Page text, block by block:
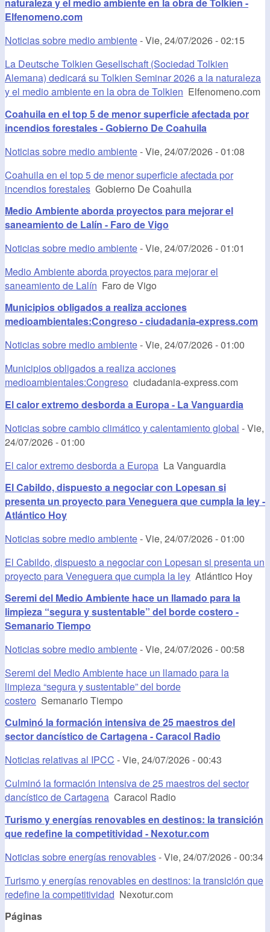
naturaleza y el medio ambiente en la obra de Tolkien -
Elfenomeno.com
Noticias sobre medio ambiente-Vie, 24/07/2026 - 02:15
La Deutsche Tolkien Gesellschaft (Sociedad Tolkien
Alemana) dedicará su Tolkien Seminar 2026 a la naturaleza
y el medio ambiente en la obra de Tolkien Elfenomeno.com
Coahuila en el top 5 de menor superficie afectada por
incendios forestales - Gobierno De Coahuila
Noticias sobre medio ambiente-Vie, 24/07/2026 - 01:08
Coahuila en el top 5 de menor superficie afectada por
incendios forestales Gobierno De Coahuila
Medio Ambiente aborda proyectos para mejorar el
saneamiento de Lalín - Faro de Vigo
Noticias sobre medio ambiente-Vie, 24/07/2026 - 01:01
Medio Ambiente aborda proyectos para mejorar el
saneamiento de Lalín Faro de Vigo
Municipios obligados a realiza acciones
medioambientales:Congreso - ciudadania-express.com
Noticias sobre medio ambiente-Vie, 24/07/2026 - 01:00
Municipios obligados a realiza acciones
medioambientales:Congreso ciudadania-express.com
El calor extremo desborda a Europa - La Vanguardia
Noticias sobre cambio climático y calentamiento global -Vie,
24/07/2026 - 01:00
El calor extremo desborda a Europa La Vanguardia
El Cabildo, dispuesto a negociar con Lopesan si
presenta un proyecto para Veneguera que cumpla la ley -
Atlántico Hoy
Noticias sobre medio ambiente-Vie, 24/07/2026 - 01:00
El Cabildo, dispuesto a negociar con Lopesan si presenta un
proyecto para Veneguera que cumpla la ley Atlántico Hoy
Seremi del Medio Ambiente hace un llamado para la
limpieza “segura y sustentable” del borde costero -
Semanario Tiempo
Noticias sobre medio ambiente-Vie, 24/07/2026 - 00:58
Seremi del Medio Ambiente hace un llamado para la
limpieza “segura y sustentable” del borde
costero Semanario Tiempo
Culminó la formación intensiva de 25 maestros del
sector dancístico de Cartagena - Caracol Radio
Noticias relativas al IPCC -Vie, 24/07/2026 - 00:43
Culminó la formación intensiva de 25 maestros del sector
dancístico de Cartagena Caracol Radio
Turismo y energías renovables en destinos: la transición
que redefine la competitividad - Nexotur.com
Noticias sobre energías renovables-Vie, 24/07/2026 - 00:34
Turismo y energías renovables en destinos: la transición que
redefine la competitividad Nexotur.com
Páginas